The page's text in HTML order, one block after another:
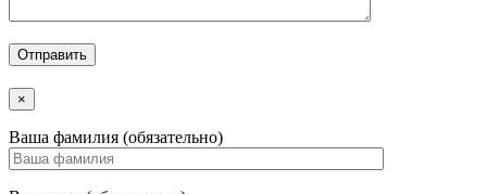
×
Ваша фамилия (обязательно)